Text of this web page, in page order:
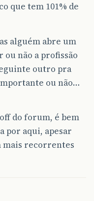
que tem 101% de
alguém abre um
não a profissão
outro pra
ou não…
do forum, é bem
por aqui, apesar
mais recorrentes